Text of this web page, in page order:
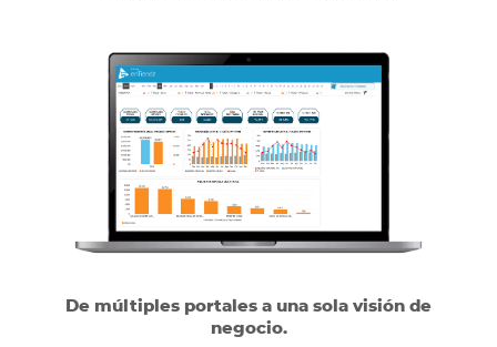
De múltiples portales a una sola visión de
negocio.